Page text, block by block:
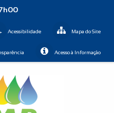
Mapa do Site
Acessibilidade
Acesso à Informação